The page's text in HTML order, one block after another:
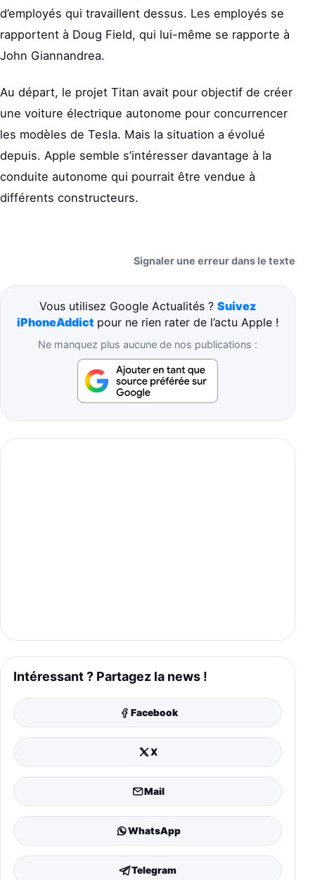
d’employés qui travaillent dessus. Les employés se
rapportent à Doug Field, qui lui-même se rapporte à
John Giannandrea.
Au départ, le projet Titan avait pour objectif de créer
une voiture électrique autonome pour concurrencer
les modèles de Tesla. Mais la situation a évolué
depuis. Apple semble s’intéresser davantage à la
conduite autonome qui pourrait être vendue à
différents constructeurs.
Signaler une erreur dans le texte
Vous utilisez Google Actualités ? Suivez
iPhoneAddict pour ne rien rater de l’actu Apple !
Ne manquez plus aucune de nos publications :
Intéressant ? Partagez la news !
Facebook
X
Mail
WhatsApp
Telegram